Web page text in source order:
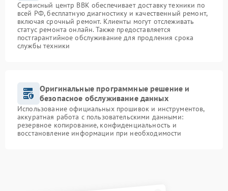
Сервисный центр BBK обеспечивает доставку техники по
всей РФ, бесплатную диагностику и качественный ремонт,
включая срочный ремонт. Клиенты могут отслеживать
статус ремонта онлайн. Также предоставляется
постгарантийное обслуживание для продления срока
службы техники
Оригинальные программные решение и
безопасное обслуживание данных
Использование официальных прошивок и инструментов,
аккуратная работа с пользовательскими данными:
резервное копирование, конфиденциальность и
восстановление информации при необходимости